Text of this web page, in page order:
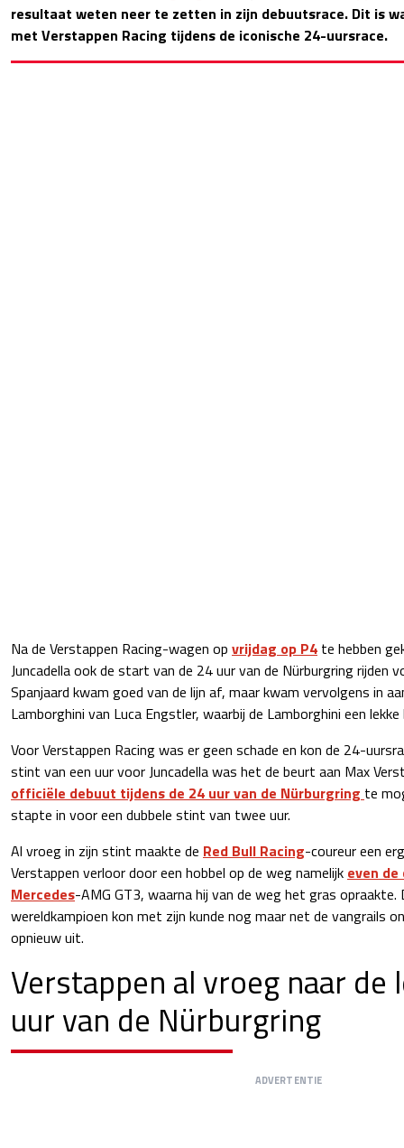
resultaat weten neer te zetten in zijn debuutsrace. Dit is
met Verstappen Racing tijdens de iconische 24-uursrace.
Na de Verstappen Racing-wagen op vrijdag op P4 te hebben
Juncadella ook de start van de 24 uur van de Nürburgring rijden
Spanjaard kwam goed van de lijn af, maar kwam vervolgens in
Lamborghini van Luca Engstler, waarbij de Lamborghini een lekke
Voor Verstappen Racing was er geen schade en kon de 24-
stint van een uur voor Juncadella was het de beurt aan Max
officiële debuut tijdens de 24 uur van de Nürburgring te
stapte in voor een dubbele stint van twee uur.
Al vroeg in zijn stint maakte de Red Bull Racing-coureur een
Verstappen verloor door een hobbel op de weg namelijk even
Mercedes-AMG GT3, waarna hij van de weg het gras opraakte.
wereldkampioen kon met zijn kunde nog maar net de vangrails
opnieuw uit.
Verstappen al vroeg naar de
uur van de Nürburgring
ADVERTENTIE